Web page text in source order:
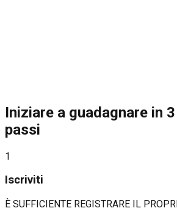
Iniziare a guadagnare in
passi
1
Iscriviti
È SUFFICIENTE REGISTRARE IL